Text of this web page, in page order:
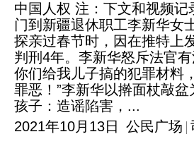
中国人权 注：下文和视频
门到新疆退休职工李新华女
探亲过春节时，因在推特上
判刑4年。李新华怒斥法官
你们给我儿子搞的犯罪材料
罪恶！”李新华以擀面杖敲
孩子：造谣陷害，...
2021年10月13日
公民广场